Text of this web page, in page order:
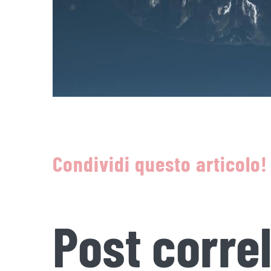
Condividi questo articolo!
Post